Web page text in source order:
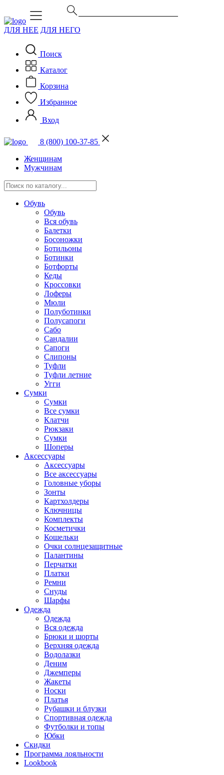
ДЛЯ НЕЕ ДЛЯ НЕГО
Поиск
Каталог
Корзина
Избранное
Вход
8 (800) 100-37-85
Женщинам
Мужчинам
Обувь
Обувь
Вся обувь
Балетки
Босоножки
Ботильоны
Ботинки
Ботфорты
Кеды
Кроссовки
Лоферы
Мюли
Полуботинки
Полусапоги
Сабо
Сандалии
Сапоги
Слипоны
Туфли
Туфли летние
Угги
Сумки
Сумки
Все сумки
Клатчи
Рюкзаки
Сумки
Шоперы
Аксессуары
Аксессуары
Все аксессуары
Головные уборы
Зонты
Картхолдеры
Ключницы
Комплекты
Косметички
Кошельки
Очки солнцезащитные
Палантины
Перчатки
Платки
Ремни
Снуды
Шарфы
Одежда
Одежда
Вся одежда
Брюки и шорты
Верхняя одежда
Водолазки
Деним
Джемперы
Жакеты
Носки
Платья
Рубашки и блузки
Спортивная одежда
Футболки и топы
Юбки
Скидки
Программа лояльности
Lookbook